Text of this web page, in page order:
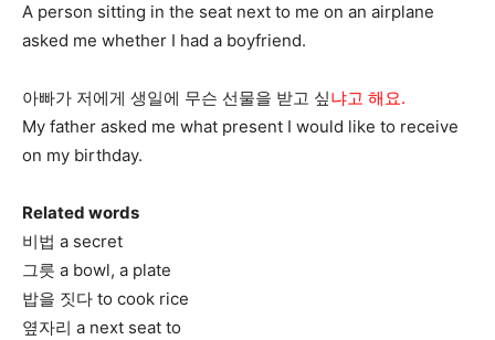
A person sitting in the seat next to me on an airplane
asked me whether I had a boyfriend.
아빠가 저에게 생일에 무슨 선물을 받고 싶냐고 해요.
My father asked me what present I would like to receive
on my birthday.
Related words
비법 a secret
그릇 a bowl, a plate
밥을 짓다 to cook rice
옆자리 a next seat to